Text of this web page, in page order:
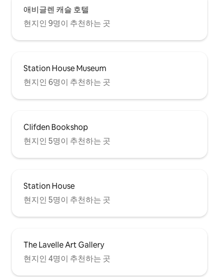
애비글렌 캐슬 호텔
현지인 9명이 추천하는 곳
Station House Museum
현지인 6명이 추천하는 곳
Clifden Bookshop
현지인 5명이 추천하는 곳
Station House
현지인 5명이 추천하는 곳
The Lavelle Art Gallery
현지인 4명이 추천하는 곳